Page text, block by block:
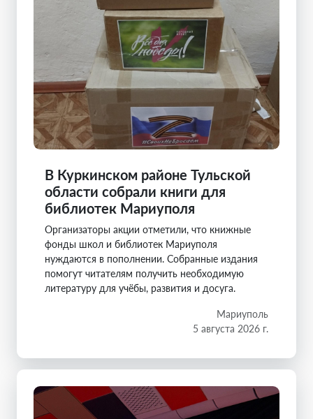
В Куркинском районе Тульской
области собрали книги для
библиотек Мариуполя
Организаторы акции отметили, что книжные
фонды школ и библиотек Мариуполя
нуждаются в пополнении. Собранные издания
помогут читателям получить необходимую
литературу для учёбы, развития и досуга.
Мариуполь
5 августа 2026 г.